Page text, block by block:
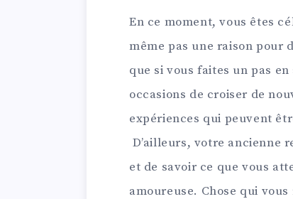
En ce moment, vous êtes
même pas une raison pour
que si vous faites un pas
occasions de croiser de
expériences qui peuvent
D’ailleurs, votre ancienne
et de savoir ce que vous
amoureuse. Chose qui